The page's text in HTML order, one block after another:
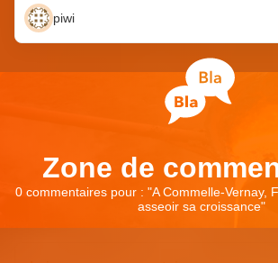
piwi
Zone de
0 commentaires pour : "A Commelle-Vernay,
asseoir sa croissance"